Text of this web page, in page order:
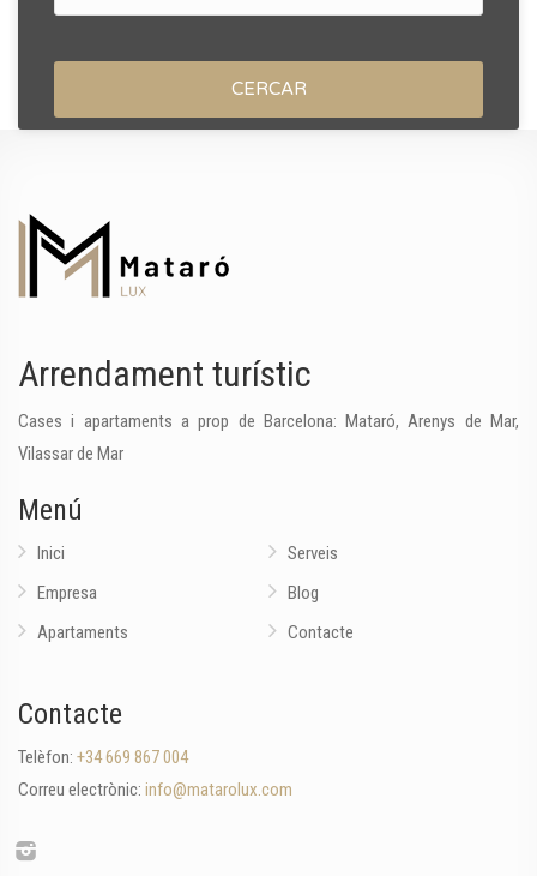
CERCAR
Arrendament turístic
Cases i apartaments a prop de Barcelona: Mataró, Arenys de Mar,
Vilassar de Mar
Menú
Inici
Empresa
Apartaments
Serveis
Blog
Contacte
Contacte
Telèfon: +34 669 867 004
Correu electrònic: info@matarolux.com